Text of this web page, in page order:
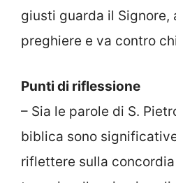
giusti guarda il Signore,
preghiere e va contro
Punti di riflessione
– Sia le parole di S.
biblica sono
riflettere sulla